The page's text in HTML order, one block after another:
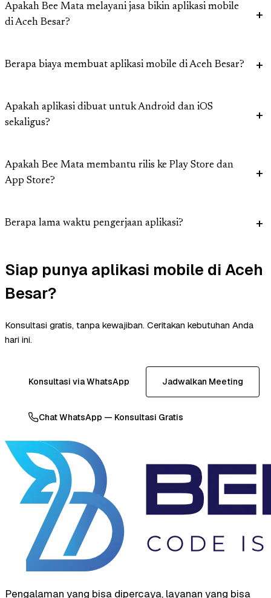
Apakah Bee Mata melayani jasa bikin aplikasi mobile
di Aceh Besar?
Berapa biaya membuat aplikasi mobile di Aceh Besar?
Apakah aplikasi dibuat untuk Android dan iOS
sekaligus?
Apakah Bee Mata membantu rilis ke Play Store dan
App Store?
Berapa lama waktu pengerjaan aplikasi?
Siap punya aplikasi mobile di Aceh
Besar?
Konsultasi gratis, tanpa kewajiban. Ceritakan kebutuhan Anda
hari ini.
Konsultasi via WhatsApp Jadwalkan Meeting
Chat WhatsApp — Konsultasi Gratis
Pengalaman yang bisa dipercaya, layanan yang bisa